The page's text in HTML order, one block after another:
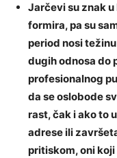
Jarčevi su znak
formira, pa su
period nosi
dugih odnosa do
profesionalnog
da se oslobode
rast, čak i ako to
adrese ili
pritiskom, oni